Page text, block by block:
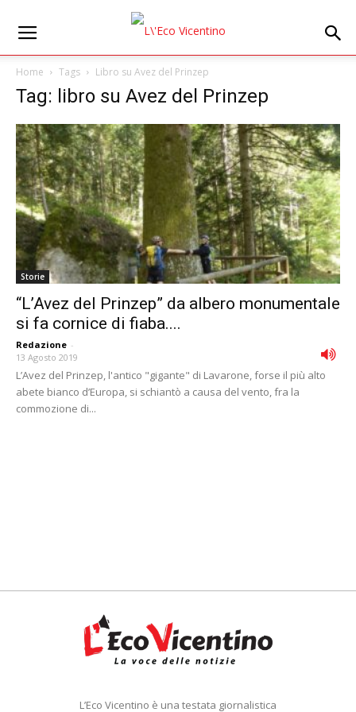
Home Tags Libro su Avez del Prinzep
Tag: libro su Avez del Prinzep
Storie
“L’Avez del Prinzep” da albero monumentale
si fa cornice di fiaba....
Redazione -
13 Agosto 2019
L’Avez del Prinzep, l'antico "gigante" di Lavarone, forse il più alto
abete bianco d’Europa, si schiantò a causa del vento, fra la
commozione di...
L’Eco Vicentino è una testata giornalistica